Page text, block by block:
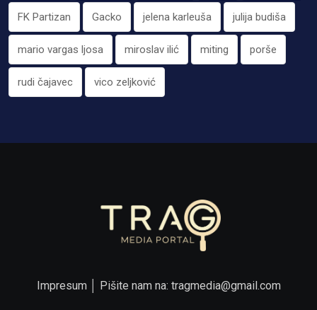
FK Partizan Gacko jelena karleuša julija budiša
mario vargas ljosa miroslav ilić miting porše
rudi čajavec vico zeljković
Impresum│ Pišite nam na: tragmedia@gmail.com